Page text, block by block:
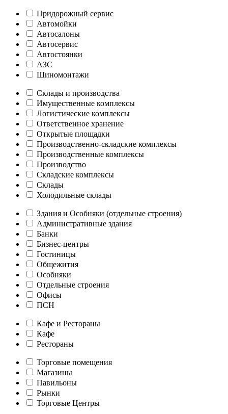
Придорожный сервис
Автомойки
Автосалоны
Автосервис
Автостоянки
АЗС
Шиномонтажи
Склады и производства
Имущественные комплексы
Логистические комплексы
Ответственное хранение
Открытые площадки
Производственно-складские комплексы
Производственные комплексы
Производство
Складские комплексы
Склады
Холодильные склады
Здания и Особняки (отдельные строения)
Административные здания
Банки
Бизнес-центры
Гостиницы
Общежития
Особняки
Отдельные строения
Офисы
ПСН
Кафе и Рестораны
Кафе
Рестораны
Торговые помещения
Магазины
Павильоны
Рынки
Торговые Центры